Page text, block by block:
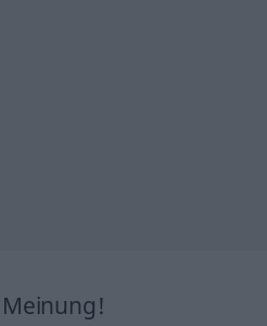
Meinung!